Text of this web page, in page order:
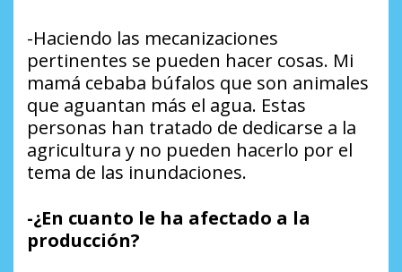
-Haciendo las mecanizaciones
pertinentes se pueden hacer cosas. Mi
mamá cebaba búfalos que son animales
que aguantan más el agua. Estas
personas han tratado de dedicarse a la
agricultura y no pueden hacerlo por el
tema de las inundaciones.
-¿En cuanto le ha afectado a la
producción?